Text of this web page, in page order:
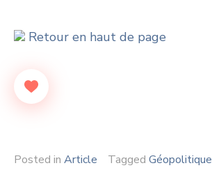
Retour en haut de page
Posted in Article Tagged Géopolitique